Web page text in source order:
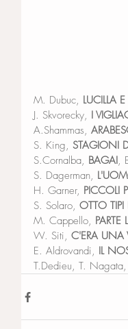
M. Dubuc, LUCILLA
J. Skvorecky, I
A.Shammas,
S. King, STAGIONI
S.Cornalba, BAGAI,
S. Dagerman,
H. Garner, PICCOLI
S. Solaro, OTTO TIPI
M. Cappello, PARTE
W. Siti, C'ERA UNA
E. Aldrovandi, IL
T.Dedieu, T. Nagata,